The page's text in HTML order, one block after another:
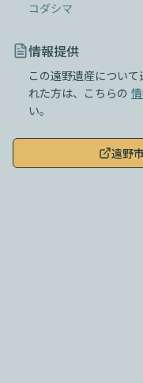
コダシマ
情報提供
この遠野遺産につい
れた方は、こちらの
い。
遠野